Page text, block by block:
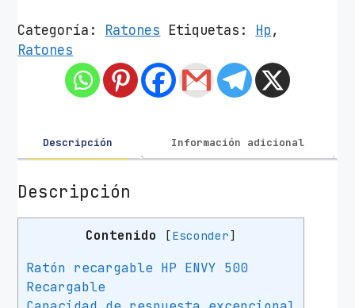
ó
n
m
b
i
Categoría: Ratones Etiquetas: Hp,
Ratones
Descripción Información adicional
Descripción
Contenido [Esconder]
Ratón recargable HP ENVY 500
Recargable